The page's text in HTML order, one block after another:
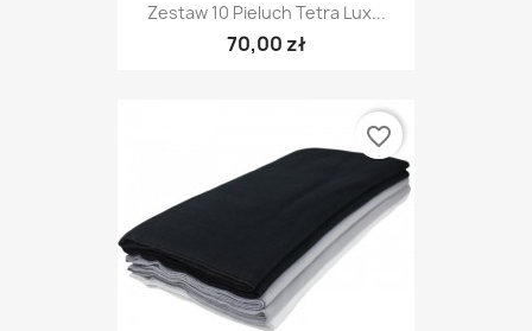
Zestaw 10 Pieluch Tetra Lux...
70,00 zł
favorite_border